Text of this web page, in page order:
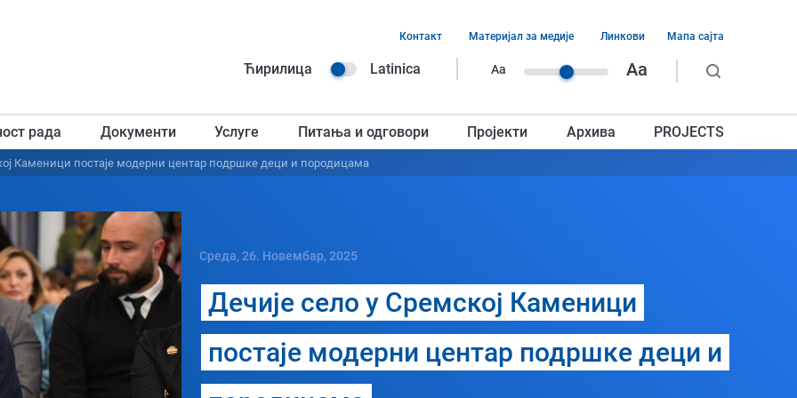
Ћирилица Latinica Aa Aa
заглавља
Контакт Материјал за медије Линкови Мапа сајта
рада Документи Услуге Питања и одговори Пројекти Архива PROJECTS
Каменици постаје модерни центар подршке деци и породицама
Среда, 26. Новембар, 2025
Дечије село у Сремској Каменици
постаје модерни центар подршке деци и